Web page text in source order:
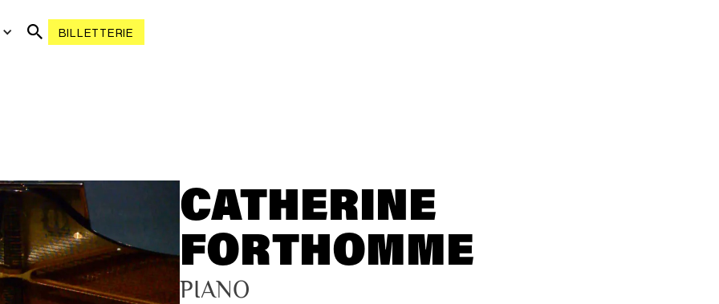
BILLETTERIE
CATHERINE
FORTHOMME
PIANO